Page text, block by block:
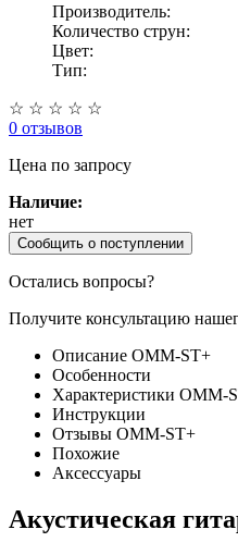
Производитель:
Количество струн:
Цвет:
Тип:
☆ ☆ ☆ ☆ ☆
0 отзывов
Цена по запросу
Наличие:
нет
Сообщить о поступлении
Остались вопросы?
Получите консультацию
Описание OMM-ST+
Особенности
Характеристики OMM-
Инструкции
Отзывы OMM-ST+
Похожие
Аксессуары
Акустическая